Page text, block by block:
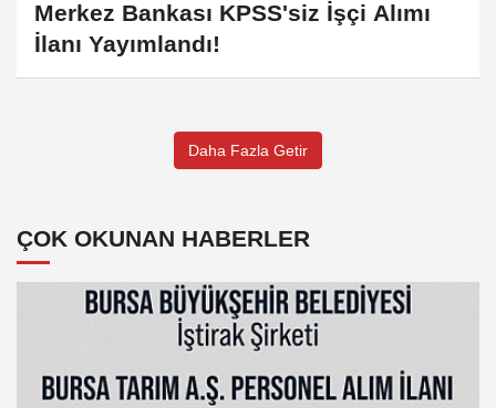
Merkez Bankası KPSS'siz İşçi Alımı
İlanı Yayımlandı!
Daha Fazla Getir
ÇOK OKUNAN HABERLER